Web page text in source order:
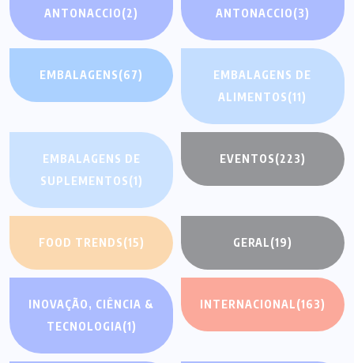
ANTONACCIO(2)
ANTONACCIO(3)
EMBALAGENS(67)
EMBALAGENS DE
ALIMENTOS(11)
EMBALAGENS DE
SUPLEMENTOS(1)
EVENTOS(223)
FOOD TRENDS(15) GERAL(19)
INOVAÇÃO, CIÊNCIA &
TECNOLOGIA(1)
INTERNACIONAL(163)